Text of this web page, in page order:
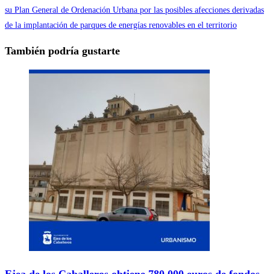
su Plan General de Ordenación Urbana por las posibles afecciones derivadas
de la implantación de parques de energías renovables en el territorio
También podría gustarte